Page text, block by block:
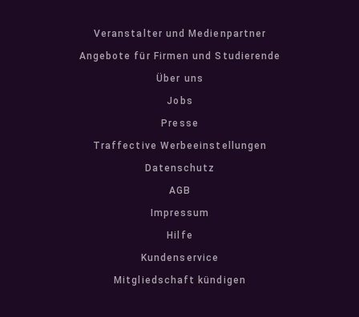
Veranstalter und Medienpartner
Angebote für Firmen und Studierende
Über uns
Jobs
Presse
Traffective Werbeeinstellungen
Datenschutz
AGB
Impressum
Hilfe
Kundenservice
Mitgliedschaft kündigen